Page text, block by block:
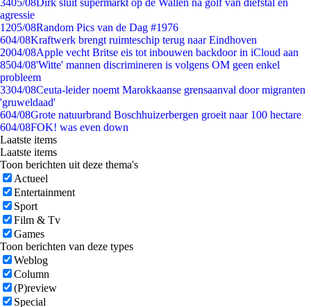
3405/08Dirk sluit supermarkt op de Wallen na golf van diefstal en
agressie
1205/08Random Pics van de Dag #1976
604/08Kraftwerk brengt ruimteschip terug naar Eindhoven
2004/08Apple vecht Britse eis tot inbouwen backdoor in iCloud aan
8504/08'Witte' mannen discrimineren is volgens OM geen enkel
probleem
3304/08Ceuta-leider noemt Marokkaanse grensaanval door migranten
'gruweldaad'
604/08Grote natuurbrand Boschhuizerbergen groeit naar 100 hectare
604/08FOK! was even down
Laatste items
Laatste items
Toon berichten uit deze thema's
Actueel
Entertainment
Sport
Film & Tv
Games
Toon berichten van deze types
Weblog
Column
(P)review
Special